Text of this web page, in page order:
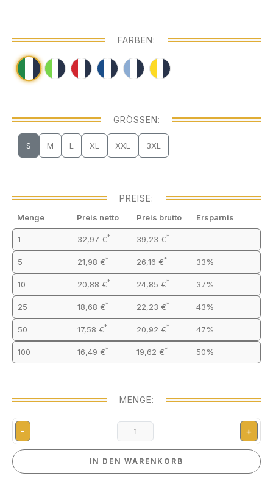
FARBEN:
GRÖSSEN:
S M L XL XXL 3XL
PREISE:
Menge Preis netto Preis brutto Ersparnis
1 32,97 €* 39,23 €* -
5 21,98 €* 26,16 €* 33%
10 20,88 €* 24,85 €* 37%
25 18,68 €* 22,23 €* 43%
50 17,58 €* 20,92 €* 47%
100 16,49 €* 19,62 €* 50%
MENGE:
- +
IN DEN WARENKORB
IN DEN WARENKORB